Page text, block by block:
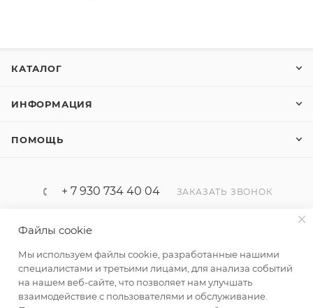
КАТАЛОГ
ИНФОРМАЦИЯ
ПОМОЩЬ
+ 7 930 734 40 04 ЗАКАЗАТЬ ЗВОНОК
Россия, Брянская область, Брянск
ул. Карачижская д.104/1
Файлы cookie
Мы используем файлы cookie, разработанные нашими
специалистами и третьими лицами, для анализа событий
на нашем веб-сайте, что позволяет нам улучшать
взаимодействие с пользователями и обслуживание.